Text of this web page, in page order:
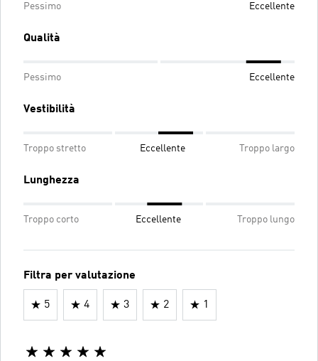
Pessimo Eccellente
Qualità
Pessimo Eccellente
Vestibilità
Troppo stretto Eccellente Troppo largo
Lunghezza
Troppo corto Eccellente Troppo lungo
Filtra per valutazione
5 4 3 2 1